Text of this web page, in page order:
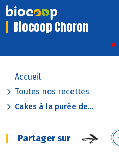
Biocoop Choron
Accueil
Toutes nos recettes
Cakes à la purée de...
Partager sur